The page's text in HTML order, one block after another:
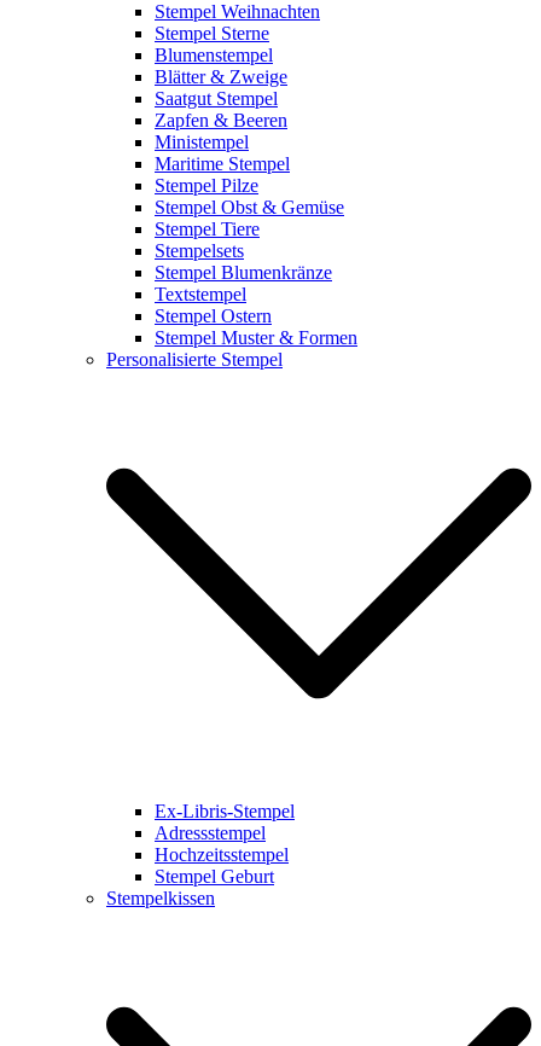
Stempel Weihnachten
Stempel Sterne
Blumenstempel
Blätter & Zweige
Saatgut Stempel
Zapfen & Beeren
Ministempel
Maritime Stempel
Stempel Pilze
Stempel Obst & Gemüse
Stempel Tiere
Stempelsets
Stempel Blumenkränze
Textstempel
Stempel Ostern
Stempel Muster & Formen
Personalisierte Stempel
Ex-Libris-Stempel
Adressstempel
Hochzeitsstempel
Stempel Geburt
Stempelkissen